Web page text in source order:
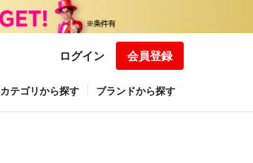
ログイン 会員登録
カテゴリから探す ブランドから探す